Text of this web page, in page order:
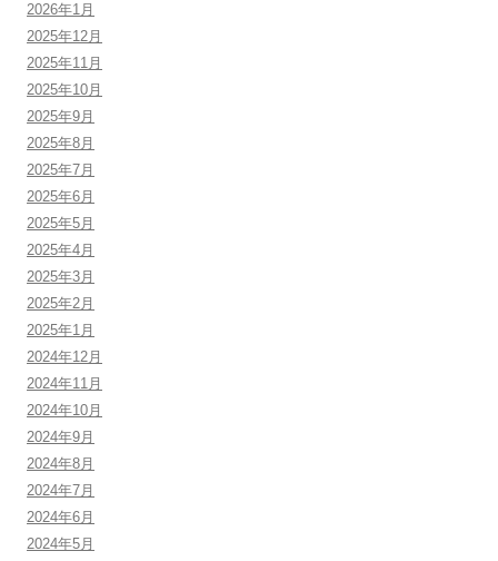
2026年1月
2025年12月
2025年11月
2025年10月
2025年9月
2025年8月
2025年7月
2025年6月
2025年5月
2025年4月
2025年3月
2025年2月
2025年1月
2024年12月
2024年11月
2024年10月
2024年9月
2024年8月
2024年7月
2024年6月
2024年5月